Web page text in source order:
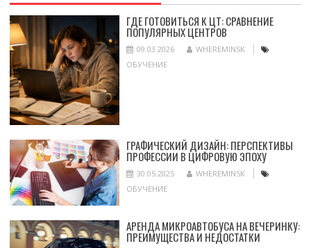
ГДЕ ГОТОВИТЬСЯ К ЦТ: СРАВНЕНИЕ
ПОПУЛЯРНЫХ ЦЕНТРОВ
09.03.2026
WHEREMINSK
ОБУЧЕНИЕ
ГРАФИЧЕСКИЙ ДИЗАЙН: ПЕРСПЕКТИВЫ
ПРОФЕССИИ В ЦИФРОВУЮ ЭПОХУ
30.05.2025
WHEREMINSK
ОБУЧЕНИЕ
АРЕНДА МИКРОАВТОБУСА НА ВЕЧЕРИНКУ:
ПРЕИМУЩЕСТВА И НЕДОСТАТКИ